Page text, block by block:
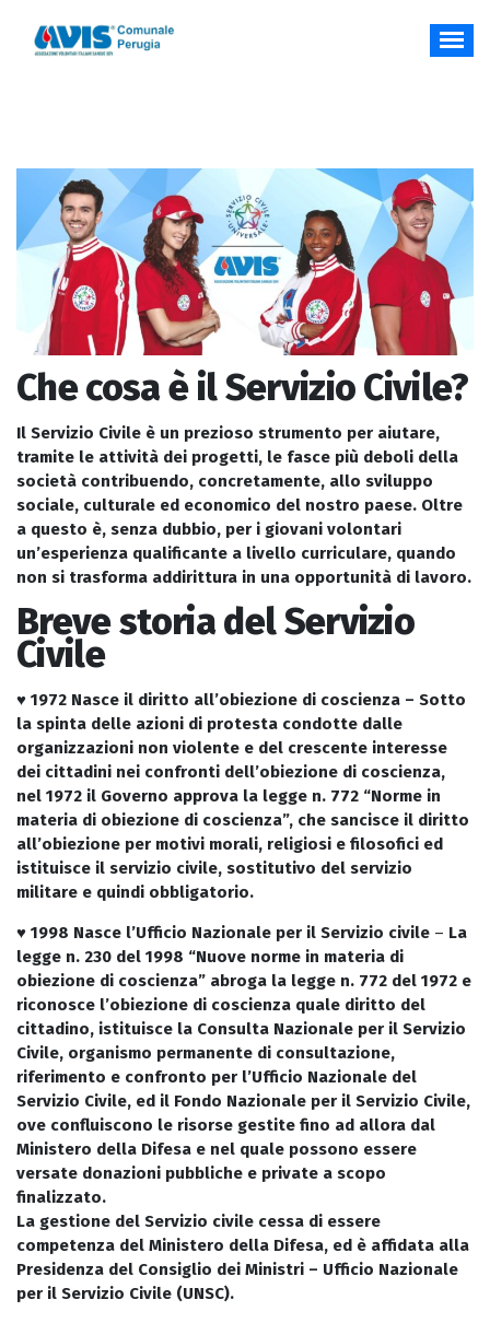
contenuto
Che cosa è il Servizio Civile?
Il Servizio Civile è un prezioso strumento per aiutare,
tramite le attività dei progetti, le fasce più deboli della
società contribuendo, concretamente, allo sviluppo
sociale, culturale ed economico del nostro paese. Oltre
a questo è, senza dubbio, per i giovani volontari
un’esperienza qualificante a livello curriculare, quando
non si trasforma addirittura in una opportunità di lavoro.
Breve storia del Servizio
Civile
♥ 1972 Nasce il diritto all’obiezione di coscienza – Sotto
la spinta delle azioni di protesta condotte dalle
organizzazioni non violente e del crescente interesse
dei cittadini nei confronti dell’obiezione di coscienza,
nel 1972 il Governo approva la legge n. 772 “Norme in
materia di obiezione di coscienza”, che sancisce il diritto
all’obiezione per motivi morali, religiosi e filosofici ed
istituisce il servizio civile, sostitutivo del servizio
militare e quindi obbligatorio.
♥ 1998 Nasce l’Ufficio Nazionale per il Servizio civile – La
legge n. 230 del 1998 “Nuove norme in materia di
obiezione di coscienza” abroga la legge n. 772 del 1972 e
riconosce l’obiezione di coscienza quale diritto del
cittadino, istituisce la Consulta Nazionale per il Servizio
Civile, organismo permanente di consultazione,
riferimento e confronto per l’Ufficio Nazionale del
Servizio Civile, ed il Fondo Nazionale per il Servizio Civile,
ove confluiscono le risorse gestite fino ad allora dal
Ministero della Difesa e nel quale possono essere
versate donazioni pubbliche e private a scopo
finalizzato.
La gestione del Servizio civile cessa di essere
competenza del Ministero della Difesa, ed è affidata alla
Presidenza del Consiglio dei Ministri – Ufficio Nazionale
per il Servizio Civile (UNSC).